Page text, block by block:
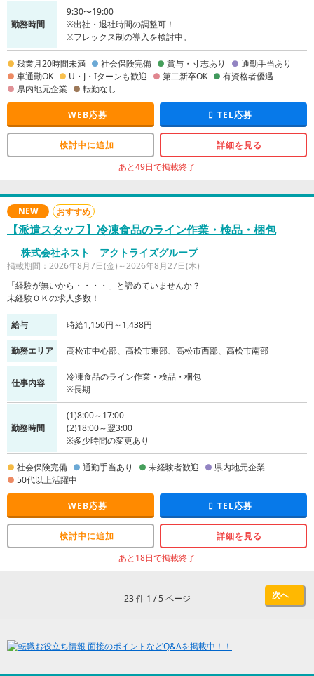
勤務時間
9:30〜19:00
※出社・退社時間の調整可！
※フレックス制の導入を検討中。
残業月20時間未満 社会保険完備 賞与・寸志あり
通勤手当あり
車通勤OK
U・J・Iターンも歓迎 第二新卒OK
有資格者優遇
県内地元企業
転勤なし
WEB応募 TEL応募
検討中に追加
詳細を見る
あと49日で掲載終了
NEW おすすめ
【派遣スタッフ】冷凍食品のライン作業・検品・梱包
株式会社ネスト アクトライズグループ
掲載期間：2026年8月7日(金)～2026年8月27日(木)
「経験が無いから・・・・」と諦めていませんか？
未経験ＯＫの求人多数！
給与 時給1,150円～1,438円
勤務エリア 高松市中心部、高松市東部、高松市西部、高松市南部
仕事内容
冷凍食品のライン作業・検品・梱包
※長期
勤務時間
(1)8:00～17:00
(2)18:00～翌3:00
※多少時間の変更あり
社会保険完備 通勤手当あり 未経験者歓迎
県内地元企業
50代以上活躍中
WEB応募 TEL応募
検討中に追加
詳細を見る
あと18日で掲載終了
23 件 1 / 5 ページ 次へ